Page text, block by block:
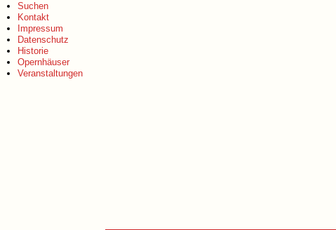
Suchen
Kontakt
Impressum
Datenschutz
Historie
Opernhäuser
Veranstaltungen